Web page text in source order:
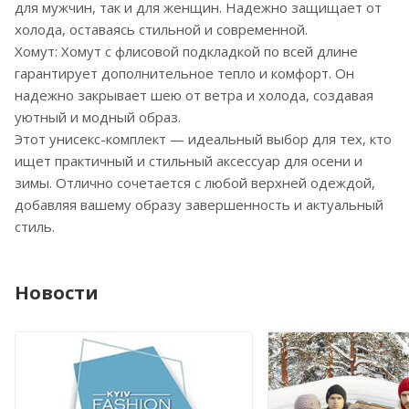
для мужчин, так и для женщин. Надежно защищает от
холода, оставаясь стильной и современной.
Хомут: Хомут с флисовой подкладкой по всей длине
гарантирует дополнительное тепло и комфорт. Он
надежно закрывает шею от ветра и холода, создавая
уютный и модный образ.
Этот унисекс-комплект — идеальный выбор для тех, кто
ищет практичный и стильный аксессуар для осени и
зимы. Отлично сочетается с любой верхней одеждой,
добавляя вашему образу завершенность и актуальный
стиль.
Новости